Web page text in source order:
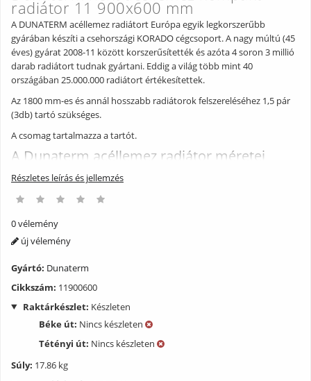
radiátor 11 900x600 mm
A DUNATERM acéllemez radiátort Európa egyik legkorszerűbb
gyárában készíti a csehországi KORADO cégcsoport. A nagy múltú (45
éves) gyárat 2008-11 között korszerűsítették és azóta 4 soron 3 millió
darab radiátort tudnak gyártani. Eddig a világ több mint 40
országában 25.000.000 radiátort értékesítettek.
Az 1800 mm-es és annál hosszabb radiátorok felszereléséhez 1,5 pár
(3db) tartó szükséges.
A csomag tartalmazza a tartót.
A Dunaterm acéllemez radiátor méretei
Részletes leírás és jellemzés
0 vélemény
új vélemény
Gyártó: Dunaterm
Cikkszám: 11900600
Raktárkészlet: Készleten
Béke út: Nincs készleten
Tétényi út: Nincs készleten
Súly: 17.86 kg